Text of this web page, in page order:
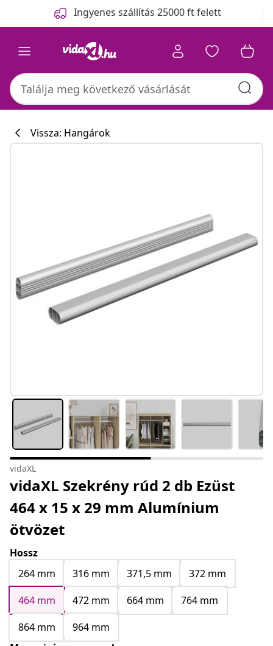
Ingyenes szállítás 25000 ft felett
Vissza: Hangárok
vidaXL
vidaXL Szekrény rúd 2 db Ezüst
464 x 15 x 29 mm Alumínium
ötvözet
Hossz
264 mm
316 mm 371,5 mm
372 mm
464 mm
472 mm 664 mm
764 mm
864 mm
964 mm